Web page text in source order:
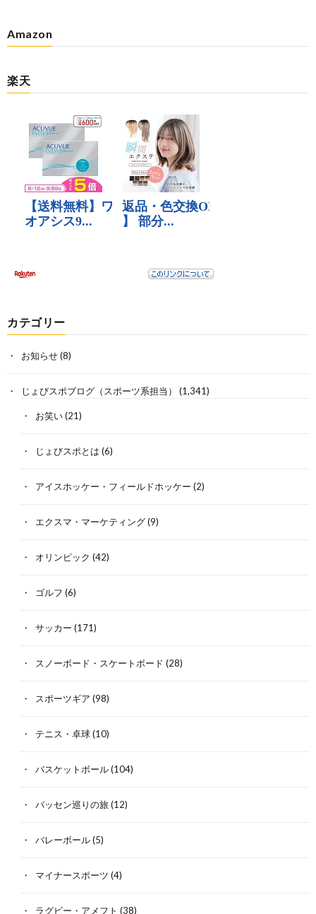
Amazon
楽天
カテゴリー
お知らせ(8)
じょびスポブログ（スポーツ系担当） (1,341)
お笑い(21)
じょびスポとは (6)
アイスホッケー・フィールドホッケー (2)
エクスマ・マーケティング(9)
オリンピック (42)
ゴルフ (6)
サッカー (171)
スノーボード・スケートボード (28)
スポーツギア (98)
テニス・卓球(10)
バスケットボール(104)
バッセン巡りの旅(12)
バレーボール(5)
マイナースポーツ (4)
ラグビー・アメフト (38)